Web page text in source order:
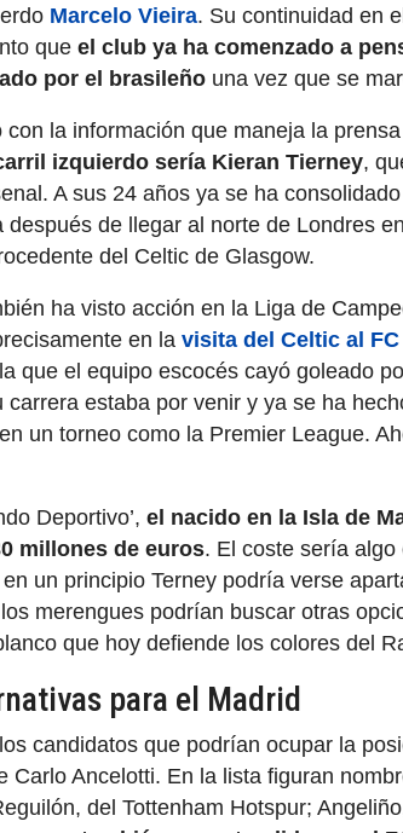
Marcelo Vieira. Su continuidad en
que el club ya ha comenzado a
por el brasileño una vez que se
con la información que maneja la
izquierdo sería Kieran Tierney,
A sus 24 años ya se ha
después de llegar al norte de Londres
del Celtic de Glasgow.
ha visto acción en la Liga de
en la visita del Celtic al
que el equipo escocés cayó goleado
carrera estaba por venir y ya se ha
un torneo como la Premier League.
Deportivo’, el nacido en la Isla de
millones de euros. El coste sería
un principio Terney podría verse
merengues podrían buscar otras
que hoy defiende los colores del
para el Madrid
candidatos que podrían ocupar la
Carlo Ancelotti. En la lista figuran
del Tottenham Hotspur;